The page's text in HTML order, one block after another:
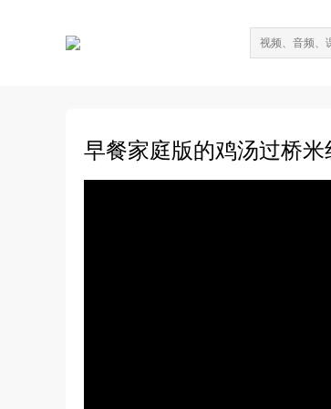
早餐家庭版的鸡汤过桥